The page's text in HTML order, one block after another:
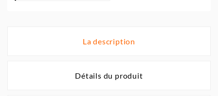
La description
Détails du produit